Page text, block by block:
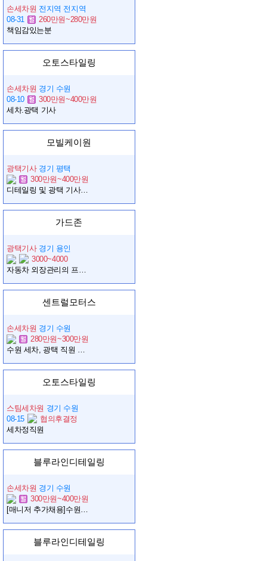
손세차원 전지역 전지역
08-31
260만원~280만원
책임감있는분
오토스타일링
손세차원 경기 수원
08-10
300만원~400만원
세차.광택 기사
모빌케이원
광택기사 경기 평택
300만원~400만원
디테일링 및 광택 기사님 모십니다.
가드존
광택기사 경기 용인
3000~4000
자동차 외장관리의 프로를 모십니다.
센트럴모터스
손세차원 경기 수원
280만원~300만원
수원 세차, 광택 직원 모십니다.
오토스타일링
스팀세차원 경기 수원
08-15
협의후결정
세차정직원
블루라인디테일링
손세차원 경기 수원
300만원~400만원
[매니저 추가채용]수원 영통 디테일링샵 ! 블루라인디테일링 신입 0명 / 경력 0명 추가 채용합니다.
블루라인디테일링